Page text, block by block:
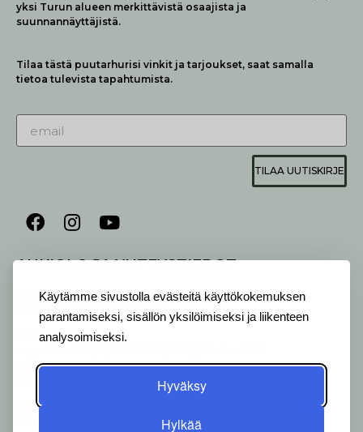
Käytämme sivustolla evästeitä käyttökokemuksen
parantamiseksi, sisällön yksilöimiseksi ja liikenteen
analysoimiseksi.
Hyväksy
Hylkää
yksi Turun alueen merkittävistä osaajista ja
suunnannäyttäjistä.
Tilaa tästä puutarhurisi vinkit ja tarjoukset, saat samalla
tietoa tulevista tapahtumista.
TILAA UUTISKIRJE
AUKIOLO JA YHTEYSTIEDOT
ALVELEMME:
Ma-Pe 9-20 I La 10-18 I Su 10-17
OTA YHTEYTTÄ:
kukkapiste: +358 44 5369 657
pihasuunnittelija: +358 40 1547 376
Alakyläntie 2-4, 20250 Turku